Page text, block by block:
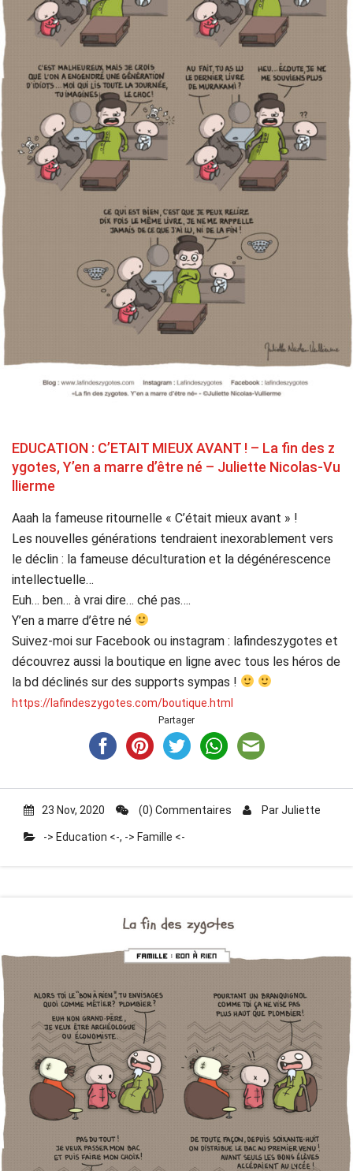
EDUCATION : C’ETAIT MIEUX AVANT ! – La fin des z
ygotes, Y’en a marre d’être né – Juliette Nicolas-Vu
llierme
Aaah la fameuse ritournelle « C’était mieux avant » !
Les nouvelles générations tendraient inexorablement vers
le déclin : la fameuse déculturation et la dégénérescence
intellectuelle…
Euh… ben… à vrai dire… ché pas….
Y’en a marre d’être né
Suivez-moi sur Facebook ou instagram : lafindeszygotes et
découvrez aussi la boutique en ligne avec tous les héros de
la bd déclinés sur des supports sympas !
https://lafindeszygotes.com/boutique.html
Partager
23 Nov, 2020 (0) Commentaires ParJuliette
-> Education <-, -> Famille <-